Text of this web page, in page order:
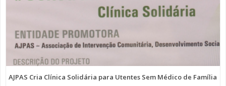
AJPAS Cria Clínica Solidária para Utentes Sem Médico de Família